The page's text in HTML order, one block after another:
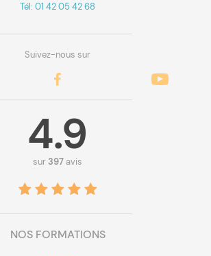
Tél: 01 42 05 42 68
Suivez-nous sur
4.9
sur397 avis
NOS FORMATIONS